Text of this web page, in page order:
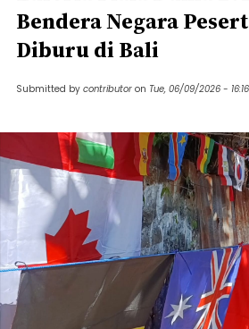
Bendera Negara
Diburu di Bali
Submitted by contributor on Tue, 06/09/2026 - 16:16